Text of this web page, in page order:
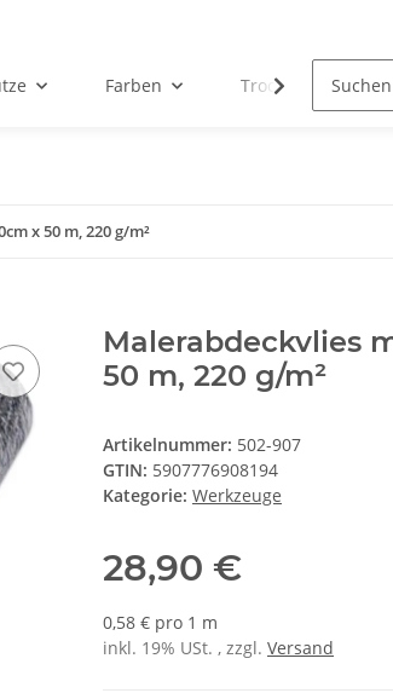
Farben Trockenbau
x 50 m, 220 g/m²
Malerabdeckvlies
50 m, 220 g/m²
Artikelnummer: 502-907
GTIN: 5907776908194
Kategorie: Werkzeuge
28,90 €
0,58 € pro 1 m
inkl. 19% USt. , zzgl. Versand